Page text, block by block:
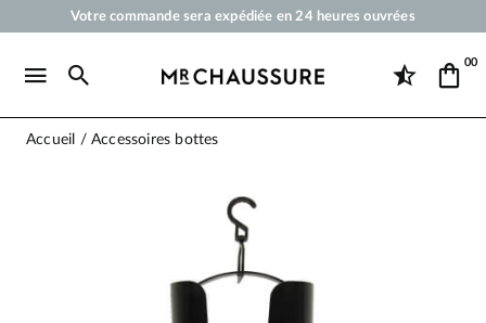
Votre commande sera expédiée en 24 heures ouvrées
Livraison offerte dès 50 €
00
Accueil Accessoires bottes